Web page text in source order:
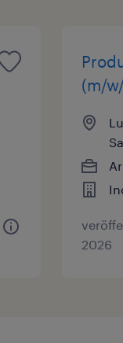
(m/
2026